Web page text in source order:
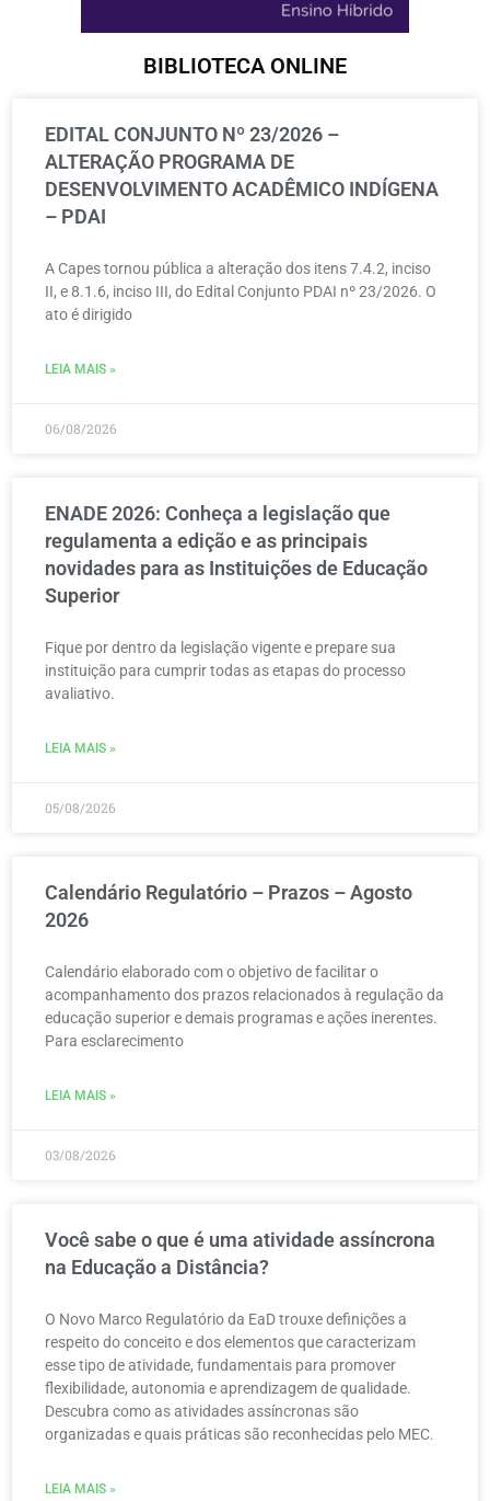
BIBLIOTECA ONLINE
EDITAL CONJUNTO Nº 23/2026 –
ALTERAÇÃO PROGRAMA DE
DESENVOLVIMENTO ACADÊMICO INDÍGENA
– PDAI
A Capes tornou pública a alteração dos itens 7.4.2, inciso
II, e 8.1.6, inciso III, do Edital Conjunto PDAI nº 23/2026. O
ato é dirigido
LEIA MAIS »
06/08/2026
ENADE 2026: Conheça a legislação que
regulamenta a edição e as principais
novidades para as Instituições de Educação
Superior
Fique por dentro da legislação vigente e prepare sua
instituição para cumprir todas as etapas do processo
avaliativo.
LEIA MAIS »
05/08/2026
Calendário Regulatório – Prazos – Agosto
2026
Calendário elaborado com o objetivo de facilitar o
acompanhamento dos prazos relacionados à regulação da
educação superior e demais programas e ações inerentes.
Para esclarecimento
LEIA MAIS »
03/08/2026
Você sabe o que é uma atividade assíncrona
na Educação a Distância?
O Novo Marco Regulatório da EaD trouxe definições a
respeito do conceito e dos elementos que caracterizam
esse tipo de atividade, fundamentais para promover
flexibilidade, autonomia e aprendizagem de qualidade.
Descubra como as atividades assíncronas são
organizadas e quais práticas são reconhecidas pelo MEC.
LEIA MAIS »